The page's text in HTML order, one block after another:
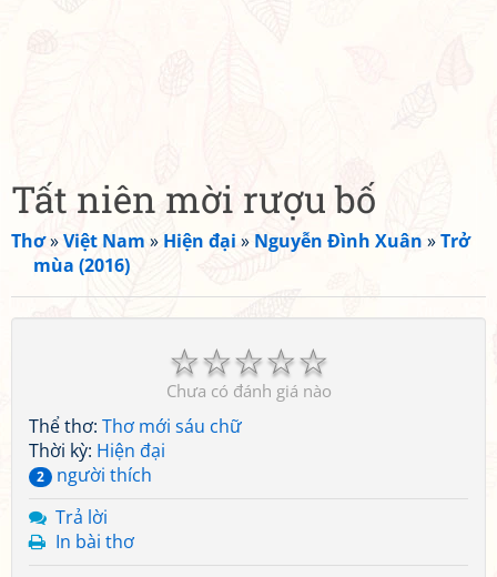
Tất niên mời rượu bố
Thơ»Việt Nam » Hiện đại » Nguyễn Đình Xuân »Trở
mùa (2016)
☆
☆
☆
☆
☆
Chưa có đánh giá nào
Thể thơ: Thơ mới sáu chữ
Thời kỳ: Hiện đại
2
người thích
Trả lời
In bài thơ